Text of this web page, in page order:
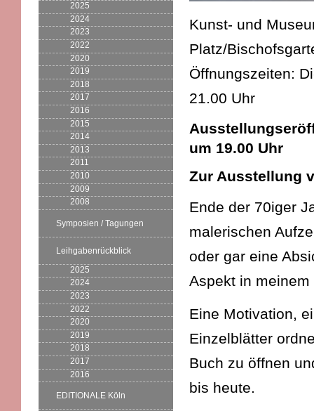
2025
2024
2023
2022
2020
2019
2018
2017
2016
2015
2014
2013
2011
2010
2009
2008
Symposien / Tagungen
Leihgabenrückblick
2025
2024
2023
2022
2020
2019
2018
2017
2016
EDITIONALE Köln
Kunst- und
Platz/
Öffnungszeiten:
21.00 Uhr
um 19.00 Uhr
Zur Ausstellung
Ende der 70iger
malerischen
oder gar eine
Aspekt in
Eine Motivation,
Einzelblätter
Buch zu öffnen
bis heute.